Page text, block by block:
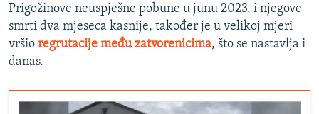
Prigožinove neuspješne pobune u junu 2023. i njegove
smrti dva mjeseca kasnije, također je u velikoj mjeri
vršio regrutacije među zatvorenicima, što se nastavlja i
danas.